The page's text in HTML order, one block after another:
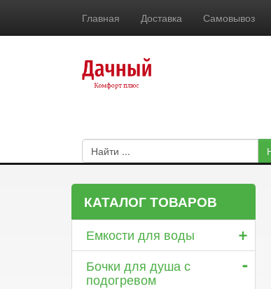
Главная Доставка Самовывоз
КАТАЛОГ ТОВАРОВ
+
Емкости для воды
-
Бочки для душа с
подогревом